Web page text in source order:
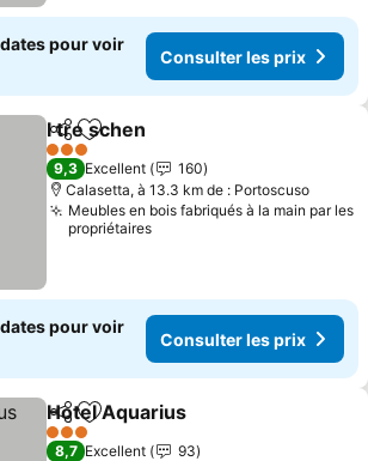
pour voir
Consulter les prix
PartagerAjouter à mes favoris
I tre schen
3 Étoiles
9,3 Excellent
160
Calasetta, à 13.3 km de : Portoscuso
Meubles en bois fabriqués à la main par les
propriétaires
pour voir
Consulter les prix
PartagerAjouter à mes favoris
Hotel Aquarius
3 Étoiles
8,7 Excellent
93